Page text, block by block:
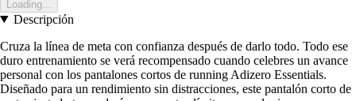
Loading...
Descripción
Cruza la línea de meta con confianza después de darlo todo. Todo ese
duro entrenamiento se verá recompensado cuando celebres un avance
personal con los pantalones cortos de running Adizero Essentials.
Diseñado para un rendimiento sin distracciones, este pantalón corto de